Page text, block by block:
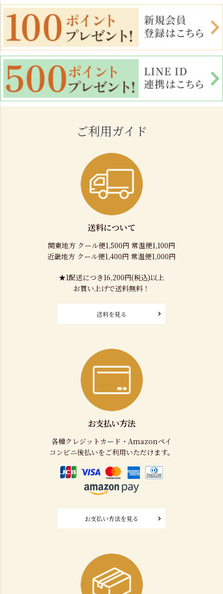
ご利用ガイド
送料について
関東地方 クール便1,500円 常温便1,100円
近畿地方 クール便1,400円 常温便1,000円
★1配送につき16,200円(税込)以上
お買い上げで送料無料！
送料を見る
お支払い方法
各種クレジットカード・Amazonペイ
コンビニ後払いをご利用いただけます。
お支払い方法を見る